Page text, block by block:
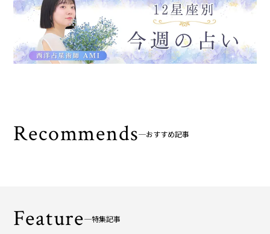
Recommends おすすめ記事
Feature 特集記事